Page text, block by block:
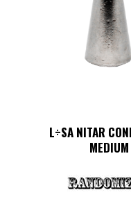
L÷SA NITAR
MEDIUM